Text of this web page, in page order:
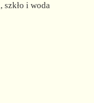
szkło i woda